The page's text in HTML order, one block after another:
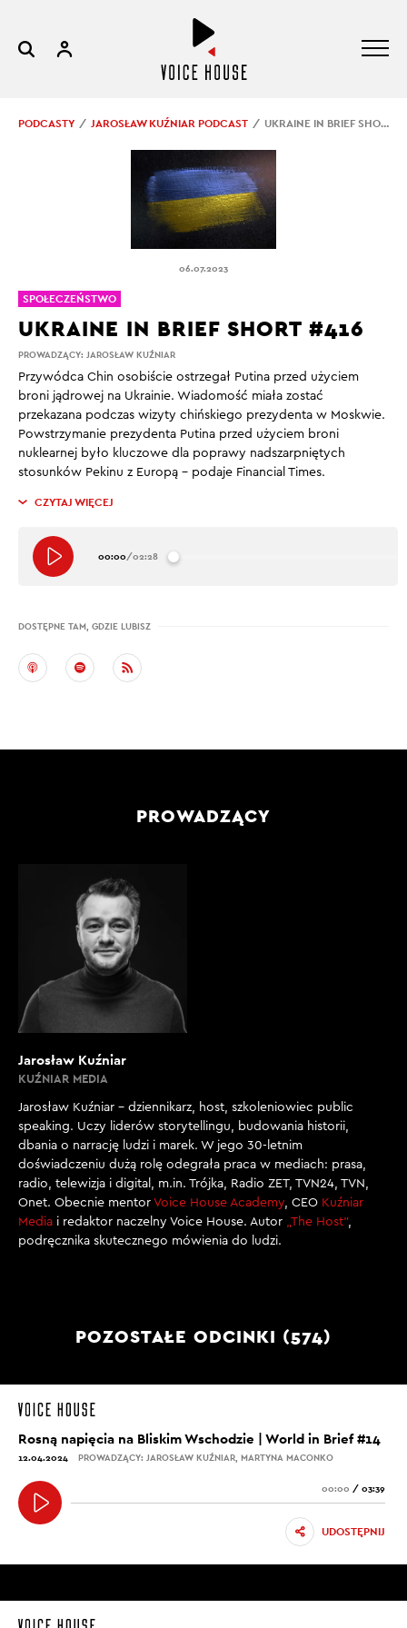
PODCASTY JAROSŁAW KUŹNIAR PODCAST UKRAINE IN BRIEF SHORT #416
06.07.2023
PROWADZĄCY: JAROSŁAW KUŹNIAR
UKRAINE IN BRIEF SHORT #416
Przywódca Chin osobiście ostrzegał Putina przed użyciem
broni jądrowej na Ukrainie. Wiadomość miała zostać
przekazana podczas wizyty chińskiego prezydenta w Moskwie.
Powstrzymanie prezydenta Putina przed użyciem broni
nuklearnej było kluczowe dla poprawy nadszarpniętych
stosunków Pekinu z Europą – podaje Financial Times.
CZYTAJ WIĘCEJ
00:00/02:28
DOSTĘPNE TAM, GDZIE LUBISZ
SPOŁECZEŃSTWO
PROWADZĄCY
Jarosław Kuźniar
KUŹNIAR MEDIA
Jarosław Kuźniar – dziennikarz, host, szkoleniowiec public
speaking. Uczy liderów storytellingu, budowania historii,
dbania o narrację ludzi i marek. W jego 30-letnim
doświadczeniu dużą rolę odegrała praca w mediach: prasa,
radio, telewizja i digital, m.in. Trójka, Radio ZET, TVN24, TVN,
Onet. Obecnie mentor Voice House Academy, CEO Kuźniar
Media i redaktor naczelny Voice House. Autor „The Host”,
podręcznika skutecznego mówienia do ludzi.
POZOSTAŁE ODCINKI (574)
Rosną napięcia na Bliskim Wschodzie | World in Brief #14
12.04.2024 PROWADZĄCY: JAROSŁAW KUŹNIAR, MARTYNA MACONKO
00:00 / 03:39
UDOSTĘPNIJ